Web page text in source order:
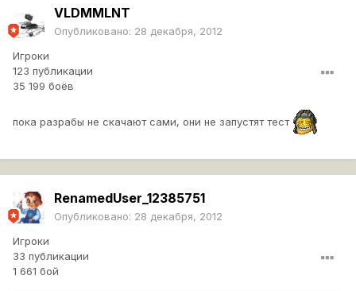
VLDMMLNT
Опубликовано: 28 декабря, 2012
Игроки
123 публикации
35 199 боёв
пока разрабы не скачают сами, они не запустят тест
RenamedUser_12385751
Опубликовано: 28 декабря, 2012
Игроки
33 публикации
1 661 бой